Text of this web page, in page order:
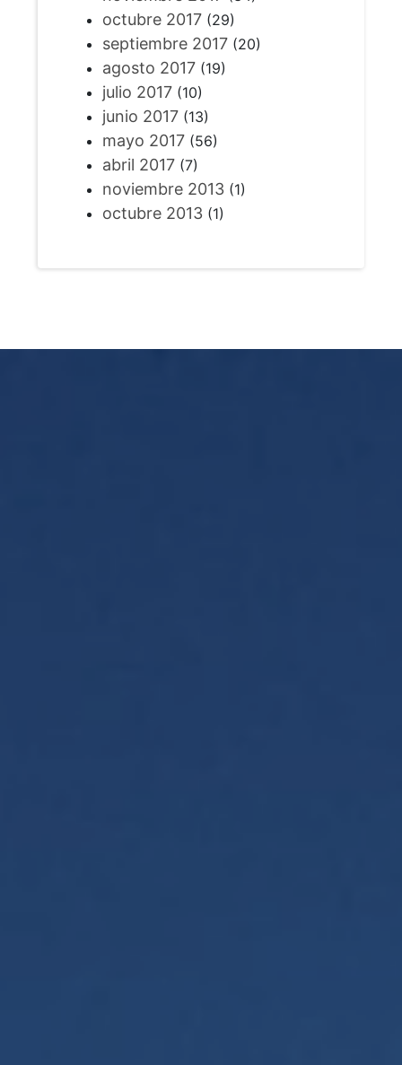
octubre 2017(29)
septiembre 2017(20)
agosto 2017(19)
julio 2017(10)
junio 2017(13)
mayo 2017(56)
abril 2017(7)
noviembre 2013(1)
octubre 2013(1)